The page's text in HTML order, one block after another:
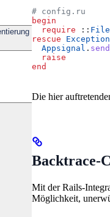
# config.ru
begin
  require
:: File
rescue Exception
  Appsignal
.
  raise
end
Die hier
Backtrace-
Mit der Rails-
Möglichkeit,